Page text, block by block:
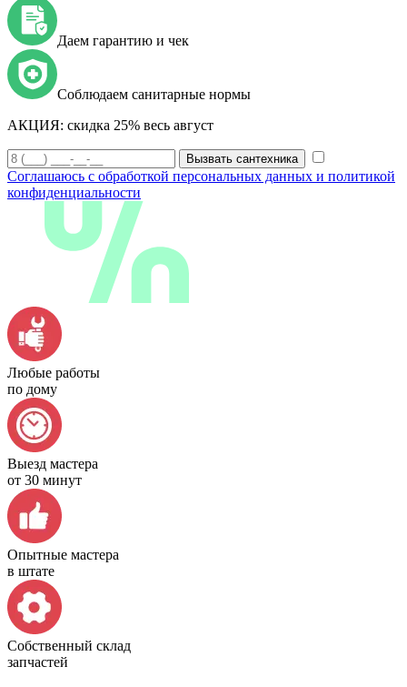
Даем гарантию и чек
Соблюдаем санитарные нормы
АКЦИЯ: скидка 25% весь август
Вызвать сантехника
Соглашаюсь с обработкой персональных данных и политикой
конфиденциальности
Любые работы
по дому
Выезд мастера
от 30 минут
Опытные мастера
в штате
Собственный склад
запчастей